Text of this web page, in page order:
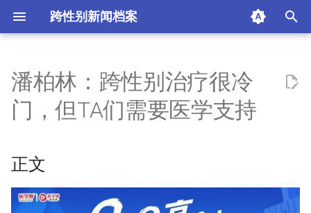
跨性别新闻档案
n
t
a
正文
潘柏林：跨性别治疗很冷
门，但TA们需要医学支持
正文